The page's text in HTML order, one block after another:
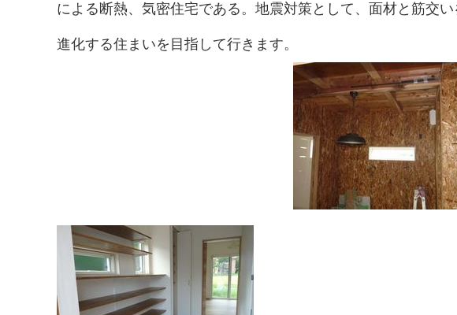
による断熱、気密住宅である。地震対策として、面材と筋交
進化する住まいを目指して行きます。